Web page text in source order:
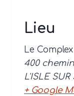
Lieu
Le Complex
400
L'ISLE SUR
+ Google